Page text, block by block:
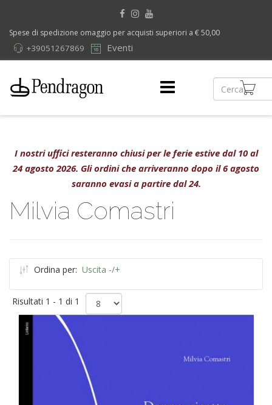
Spese di spedizione omaggio per acquisti superiori a € 50,00
Eventi
+39051267869
I nostri uffici resteranno chiusi per le ferie estive dal 10 al
24 agosto 2026. Gli ordini che arriveranno dopo il 6 agosto
saranno evasi a partire dal 24.
Milvia Comastri
Ordina per: Uscita -/+
Risultati 1 - 1 di 1